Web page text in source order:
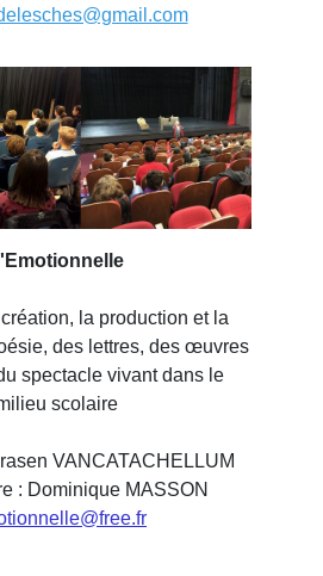
la production et la
des lettres, des œuvres
spectacle vivant dans le
scolaire
VANCATACHELLUM
: Dominique MASSON